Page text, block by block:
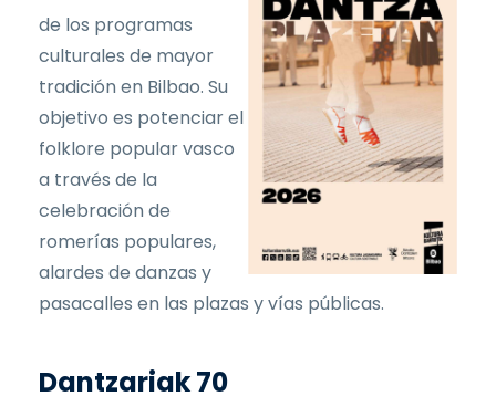
de los programas
culturales de mayor
tradición en Bilbao. Su
objetivo es potenciar el
folklore popular vasco
a través de la
celebración de
romerías populares,
alardes de danzas y
pasacalles en las plazas y vías públicas.
Dantzariak 70